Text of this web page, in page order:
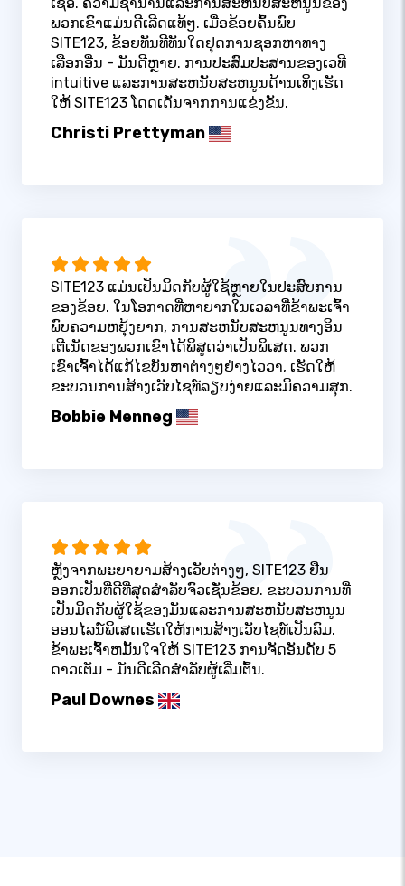
ເຊື່ອ. ຄວາມຊໍານານແລະການສະຫນັບສະຫນູນຂອງ
ພວກເຂົາແມ່ນດີເລີດແທ້ໆ. ເມື່ອຂ້ອຍຄົ້ນພົບ
SITE123, ຂ້ອຍທັນທີທັນໃດຢຸດການຊອກຫາທາງ
ເລືອກອື່ນ - ມັນດີຫຼາຍ. ການປະສົມປະສານຂອງເວທີ
intuitive ແລະການສະຫນັບສະຫນູນດ້ານເທິງເຮັດ
ໃຫ້ SITE123 ໂດດເດັ່ນຈາກການແຂ່ງຂັນ.
Christi Prettyman
SITE123 ແມ່ນເປັນມິດກັບຜູ້ໃຊ້ຫຼາຍໃນປະສົບການ
ຂອງຂ້ອຍ. ໃນໂອກາດທີ່ຫາຍາກໃນເວລາທີ່ຂ້າພະເຈົ້າ
ພົບຄວາມຫຍຸ້ງຍາກ, ການສະຫນັບສະຫນູນທາງອິນ
ເຕີເນັດຂອງພວກເຂົາໄດ້ພິສູດວ່າເປັນພິເສດ. ພວກ
ເຂົາເຈົ້າໄດ້ແກ້ໄຂບັນຫາຕ່າງໆຢ່າງໄວວາ, ເຮັດໃຫ້
ຂະບວນການສ້າງເວັບໄຊທ໌ລຽບງ່າຍແລະມີຄວາມສຸກ.
Bobbie Menneg
ຫຼັງຈາກພະຍາຍາມສ້າງເວັບຕ່າງໆ, SITE123 ຢືນ
ອອກເປັນທີ່ດີທີ່ສຸດສໍາລັບຈົວເຊັ່ນຂ້ອຍ. ຂະບວນການທີ່
ເປັນມິດກັບຜູ້ໃຊ້ຂອງມັນແລະການສະຫນັບສະຫນູນ
ອອນໄລນ໌ພິເສດເຮັດໃຫ້ການສ້າງເວັບໄຊທ໌ເປັນລົມ.
ຂ້າພະເຈົ້າຫມັ້ນໃຈໃຫ້ SITE123 ການຈັດອັນດັບ 5
ດາວເຕັມ - ມັນດີເລີດສໍາລັບຜູ້ເລີ່ມຕົ້ນ.
Paul Downes